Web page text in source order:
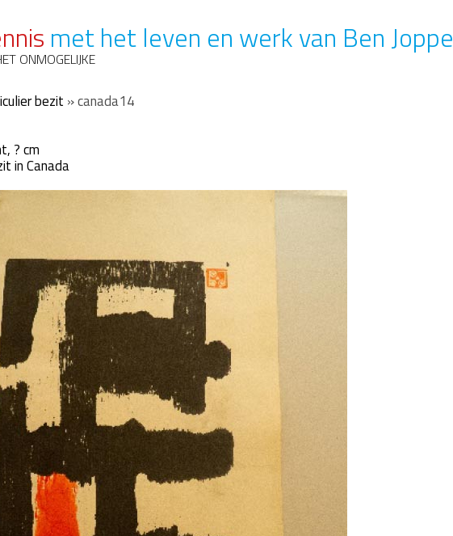
met het leven en werk van Ben Joppe
ONMOGELIJKE
bezit »canada14
? cm
in Canada